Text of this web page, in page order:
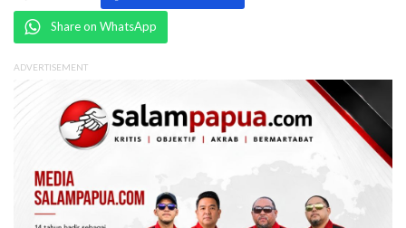
Share on WhatsApp
ADVERTISEMENT